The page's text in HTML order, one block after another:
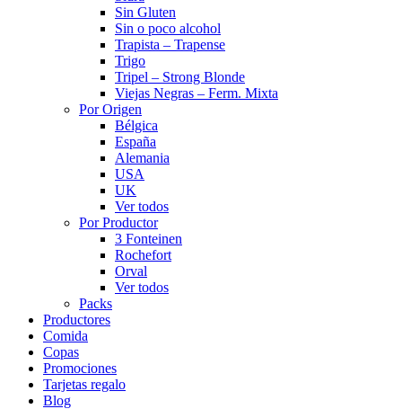
Sin Gluten
Sin o poco alcohol
Trapista – Trapense
Trigo
Tripel – Strong Blonde
Viejas Negras – Ferm. Mixta
Por Origen
Bélgica
España
Alemania
USA
UK
Ver todos
Por Productor
3 Fonteinen
Rochefort
Orval
Ver todos
Packs
Productores
Comida
Copas
Promociones
Tarjetas regalo
Blog